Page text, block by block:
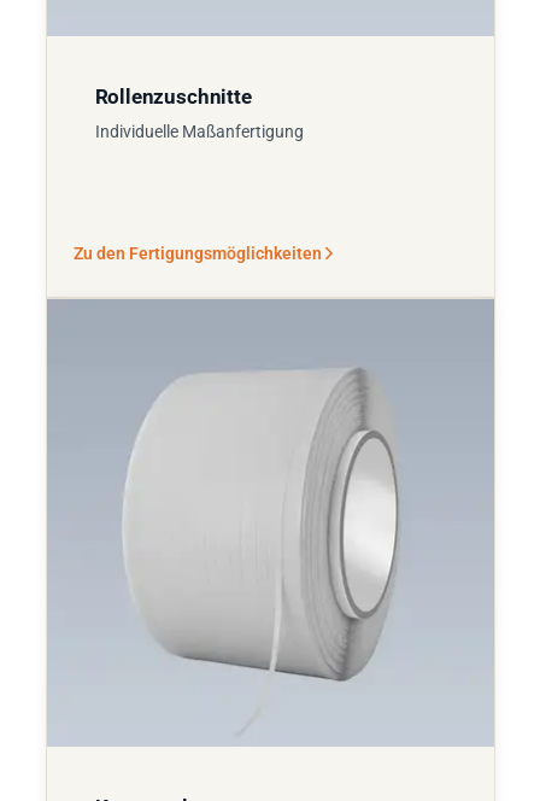
Rollenzuschnitte
Individuelle Maßanfertigung
Zu den Fertigungsmöglichkeiten